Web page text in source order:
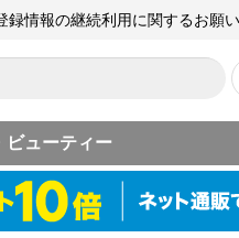
録情報の継続利用に関するお願い
ビューティー